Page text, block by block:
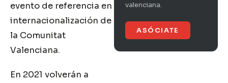
evento de referencia en
internacionalización de
la Comunitat
Valenciana.
En 2021 volverán a
valenciana.
ASÓCIATE